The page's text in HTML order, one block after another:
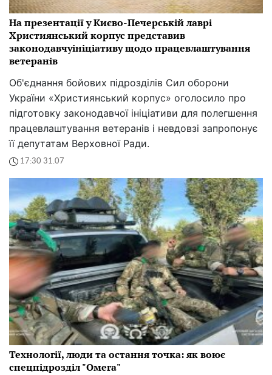
На презентації у Києво-Печерській лаврі
Християнський корпус представив
законодавчуініціативу щодо працевлаштування
ветеранів
Об'єднання бойових підрозділів Сил оборони
України «Християнський корпус» оголосило про
підготовку законодавчої ініціативи для полегшення
працевлаштування ветеранів і невдовзі запропонує
її депутатам Верховної Ради.
17:30 31.07
Технології, люди та остання точка: як воює
спецпідрозділ "Омега"